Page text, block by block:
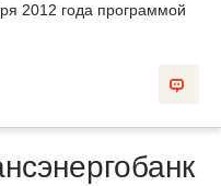
2012 года программой